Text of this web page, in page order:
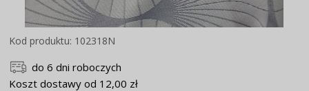
Kod produktu: 102318N
do 6 dni roboczych
Koszt dostawy od 12,00 zł